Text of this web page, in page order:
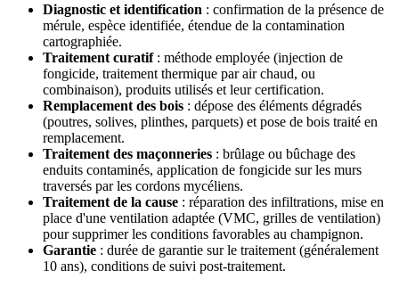
Diagnostic et identification : confirmation de la présence de
mérule, espèce identifiée, étendue de la contamination
cartographiée.
Traitement curatif: méthode employée (injection de
fongicide, traitement thermique par air chaud, ou
combinaison), produits utilisés et leur certification.
Remplacement des bois : dépose des éléments dégradés
(poutres, solives, plinthes, parquets) et pose de bois traité en
remplacement.
Traitement des maçonneries : brûlage ou bûchage des
enduits contaminés, application de fongicide sur les murs
traversés par les cordons mycéliens.
Traitement de la cause : réparation des infiltrations, mise en
place d'une ventilation adaptée (VMC, grilles de ventilation)
pour supprimer les conditions favorables au champignon.
Garantie : durée de garantie sur le traitement (généralement
10 ans), conditions de suivi post-traitement.